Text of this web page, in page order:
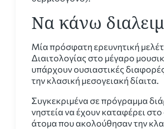
Να κάνω
Μία πρόσφατη ερευνητική
Διαιτολογίας στο μέγαρο
υπάρχουν ουσιαστικές
την κλασική μεσογειακή δίαιτα.
Συγκεκριμένα σε πρόγραμμα
νηστεία να έχουν καταφέρει
άτομα που ακολούθησαν την